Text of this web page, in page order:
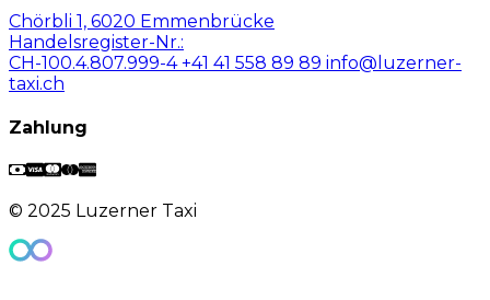
Chörbli 1, 6020 Emmenbrücke
Handelsregister-Nr.:
CH-100.4.807.999-4+41 41 558 89 89 info@luzerner-
taxi.ch
Zahlung
© 2025 Luzerner Taxi